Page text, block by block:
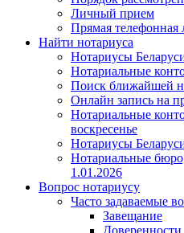
Личный прием
Прямая телефонная
Найти нотариуса
Нотариусы
Нотариальные
Поиск ближайшей
Онлайн запись на
Нотариальные
воскресенье
Нотариусы
Нотариальные
1.01.2026
Вопрос нотариусу
Часто задаваемые
Завещание
Доверенности